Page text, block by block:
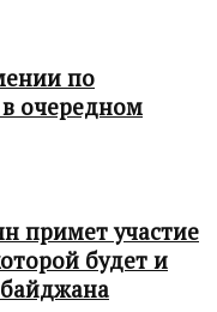
по
очередном
примет участие
будет и